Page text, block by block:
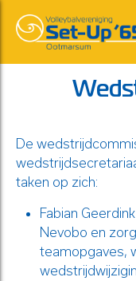
De
taken op zich:
Fabian
Nevobo en
teamopgaves,